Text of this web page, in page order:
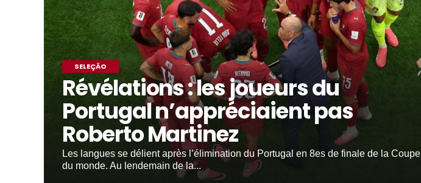
SELEÇÃO
Révélations : les joueurs du
Portugal n’appréciaient pas
Roberto Martinez
Les langues se délient après l’élimination du Portugal en 8es de finale de la Coupe
du monde. Au lendemain de la...